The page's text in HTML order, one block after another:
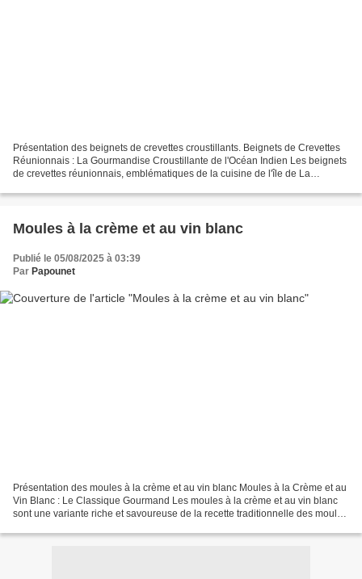
Présentation des beignets de crevettes croustillants. Beignets de Crevettes
Réunionnais : La Gourmandise Croustillante de l'Océan Indien Les beignets
de crevettes réunionnais, emblématiques de la cuisine de l'île de La
Moules à la crème et au vin blanc
Publié le 05/08/2025 à 03:39
Par Papounet
Présentation des moules à la crème et au vin blanc Moules à la Crème et au
Vin Blanc : Le Classique Gourmand Les moules à la crème et au vin blanc
sont une variante riche et savoureuse de la recette traditionnelle des moules